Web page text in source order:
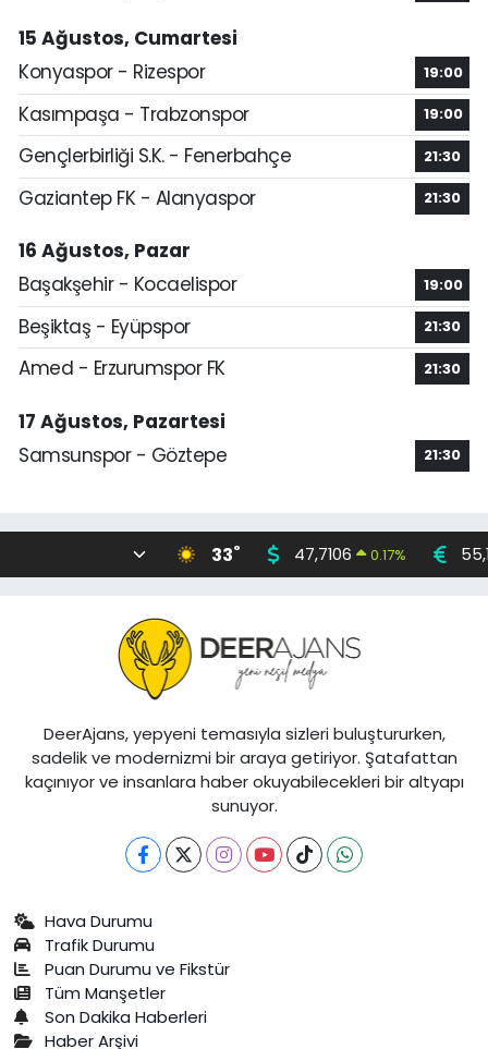
15 Ağustos, Cumartesi
Konyaspor - Rizespor
19:00
Kasımpaşa - Trabzonspor 19:00
Gençlerbirliği S.K. - Fenerbahçe 21:30
Gaziantep FK - Alanyaspor 21:30
16 Ağustos, Pazar
Başakşehir - Kocaelispor
19:00
Beşiktaş - Eyüpspor 21:30
Amed - Erzurumspor FK 21:30
17 Ağustos, Pazartesi
Samsunspor - Göztepe
21:30
33° 47,7106 0.17%
DeerAjans, yepyeni temasıyla sizleri buluştururken,
sadelik ve modernizmi bir araya getiriyor. Şatafattan
kaçınıyor ve insanlara haber okuyabilecekleri bir altyapı
sunuyor.
Hava Durumu
Trafik Durumu
Puan Durumu ve Fikstür
Tüm Manşetler
Son Dakika Haberleri
Haber Arşivi